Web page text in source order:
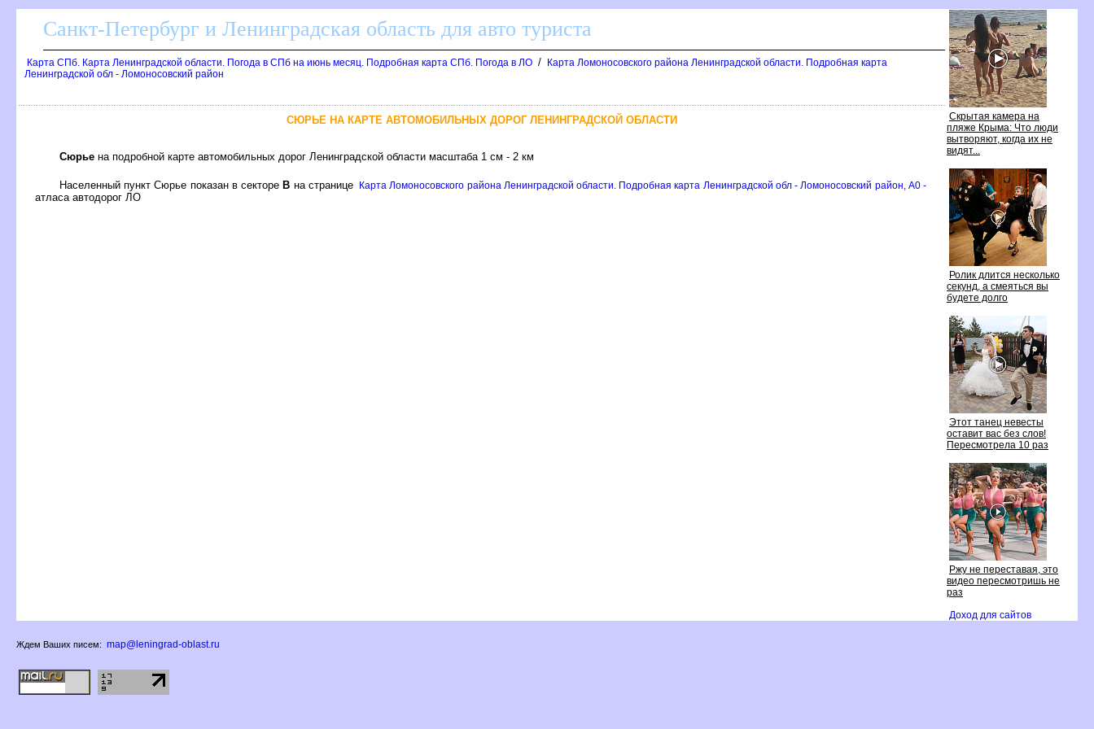
Скрытая камера на
пляже Крыма: Что люди
ытворяют, когда их не
идят...
Ролик длится несколько
секунд, а смеяться вы
удете долго
Этот танец невесты
оставит вас без слов!
Пересмотрела 10 раз
Ржу не переставая, это
идео пересмотришь не
раз
Доход для сайто
Санкт-Петербург и Ленинградская область для авто туриста
Карта СПб. Карта Ленинградской области. Погода в СПб на июнь месяц. Подробная карта СПб. Погода в ЛО /
Карта Ломоносовского района Ленинградской области. Подробная карта
Ленинградской обл - Ломоносовский район
СЮРЬЕ НА КАРТЕ АВТОМОБИЛЬНЫХ ДОРОГ ЛЕНИНГРАДСКОЙ ОБЛАСТИ
Сюрье на подробной карте автомобильных дорог Ленинградской области масштаба 1 см - 2 км
Населенный пункт Сюрье показан в секторе на странице Карта Ломоносовского района Ленинградской области. Подробная карта Ленинградской обл - Ломоносовский район, A0 -
атласа автодорог ЛО
Ждем Ваших писем: map@leningrad-oblast.ru